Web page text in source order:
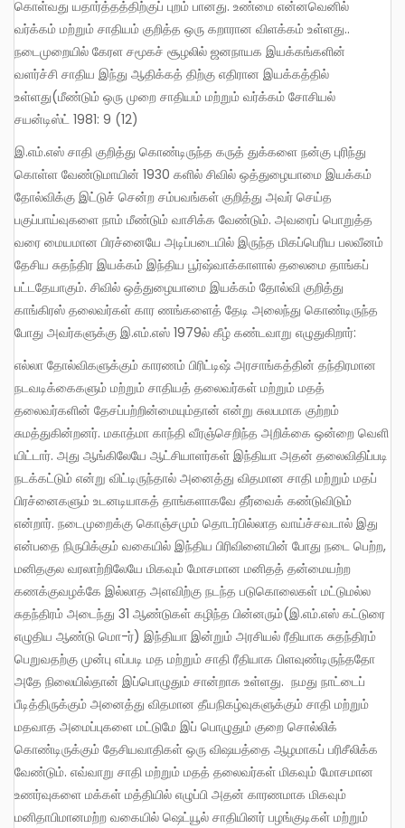
கொள்வது யதார்த்தத்திற்குப் புறம் பானது. உண்மை என்னவெனில்
வர்க்கம் மற்றும் சாதியம் குறித்த ஒரு கறாரான விளக்கம் உள்ளது..
நடைமுறையில் கேரள சமூகச் சூழலில் ஜனநாயக இயக்கங்களின்
வளர்ச்சி சாதிய இந்து ஆதிக்கத் திற்கு எதிரான இயக்கத்தில்
உள்ளது(மீண்டும் ஒரு முறை சாதியம் மற்றும் வர்க்கம் சோசியல்
சயன்டிஸ்ட் 1981: 9 (12)
இ.எம்.எஸ் சாதி குறித்து கொண்டிருந்த கருத் துக்களை நன்கு புரிந்து
கொள்ள வேண்டுமாயின் 1930 களில் சிவில் ஒத்துழையாமை இயக்கம்
தோல்விக்கு இட்டுச் சென்ற சம்பவங்கள் குறித்து அவர் செய்த
பகுப்பாய்வுகளை நாம் மீண்டும் வாசிக்க வேண்டும். அவரைப் பொறுத்த
வரை மையமான பிரச்னையே அடிப்படையில் இருந்த மிகப்பெரிய பலவீனம்
தேசிய சுதந்திர இயக்கம் இந்திய பூர்ஷ்வாக்காளால் தலைமை தாங்கப்
பட்டதேயாகும். சிவில் ஒத்துழையாமை இயக்கம் தோல்வி குறித்து
காங்கிரஸ் தலைவர்கள் கார ணங்களைத் தேடி அலைந்து கொண்டிருந்த
போது அவர்களுக்கு இ.எம்.எஸ் 1979ல் கீழ் கண்டவாறு எழுதுகிறார்:
எல்லா தோல்விகளுக்கும் காரணம் பிரிட்டிஷ் அரசாங்கத்தின் தந்திரமான
நடவடிக்கைகளும் மற்றும் சாதியத் தலைவர்கள் மற்றும் மதத்
தலைவர்களின் தேசப்பற்றின்மையும்தான் என்று சுலபமாக குற்றம்
சுமத்துகின்றனர். மகாத்மா காந்தி வீரஞ்செறிந்த அறிக்கை ஒன்றை வெளி
யிட்டார். அது ஆங்கிலேயே ஆட்சியாளர்கள் இந்தியா அதன் தலைவிதிப்படி
நடக்கட்டும் என்று விட்டிருந்தால் அனைத்து விதமான சாதி மற்றும் மதப்
பிரச்னைகளும் உடனடியாகத் தாங்களாகவே தீர்வைக் கண்டுவிடும்
என்றார். நடைமுறைக்கு கொஞ்சமும் தொடர்பில்லாத வாய்ச்சவடால் இது
என்பதை நிருபிக்கும் வகையில் இந்திய பிரிவினையின் போது நடை பெற்ற,
மனிதகுல வரலாற்றிலேயே மிகவும் மோசமான மனிதத் தன்மையற்ற
கணக்குவழக்கே இல்லாத அளவிற்கு நடந்த படுகொலைகள் மட்டுமல்ல
சுதந்திரம் அடைந்து 31 ஆண்டுகள் கழிந்த பின்னரும்(இ.எம்.எஸ் கட்டுரை
எழுதிய ஆண்டு மொ-ர்) இந்தியா இன்றும் அரசியல் ரீதியாக சுதந்திரம்
பெறுவதற்கு முன்பு எப்படி மத மற்றும் சாதி ரீதியாக பிளவுண்டிருந்ததோ
அதே நிலையில்தான் இப்பொழுதும் சான்றாக உள்ளது. நமது நாட்டைப்
பீடித்திருக்கும் அனைத்து விதமான தீயநிகழ்வுகளுக்கும் சாதி மற்றும்
மதவாத அமைப்புகளை மட்டுமே இப் பொழுதும் குறை சொல்லிக்
கொண்டிருக்கும் தேசியவாதிகள் ஒரு விஷயத்தை ஆழமாகப் பரிசீலிக்க
வேண்டும். எவ்வாறு சாதி மற்றும் மதத் தலைவர்கள் மிகவும் மோசமான
உணர்வுகளை மக்கள் மத்தியில் எழுப்பி அதன் காரணமாக மிகவும்
மனிதாபிமானமற்ற வகையில் ஷெட்யூல் சாதியினர் பழங்குடிகள் மற்றும்